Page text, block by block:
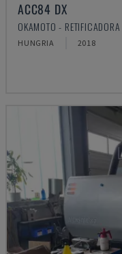
ACC84 DX
OKAMOTO -
HUNGRIA 2018